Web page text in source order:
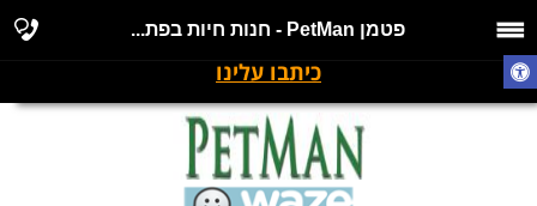
פטמן PetMan - חנות חיות בפת...
כיתבו עלינו